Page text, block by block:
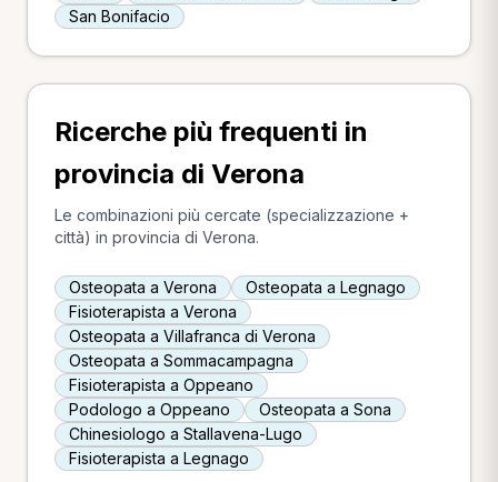
San Bonifacio
Ricerche più frequenti in
provincia di Verona
Le combinazioni più cercate (specializzazione +
città) in provincia di Verona.
Osteopata a Verona
Osteopata a Legnago
Fisioterapista a Verona
Osteopata a Villafranca di Verona
Osteopata a Sommacampagna
Fisioterapista a Oppeano
Podologo a Oppeano
Osteopata a Sona
Chinesiologo a Stallavena-Lugo
Fisioterapista a Legnago